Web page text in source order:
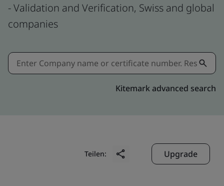
- Validation and Verification, Swiss and global
companies
Kitemark advanced search
Teilen: Upgrade